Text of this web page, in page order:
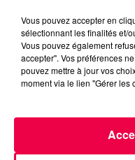
Vous pouvez accepter en
sélectionnant les finalités et/
Vous pouvez également
accepter". Vos préférences
pouvez mettre à jour vos
moment via le lien "Gérer les